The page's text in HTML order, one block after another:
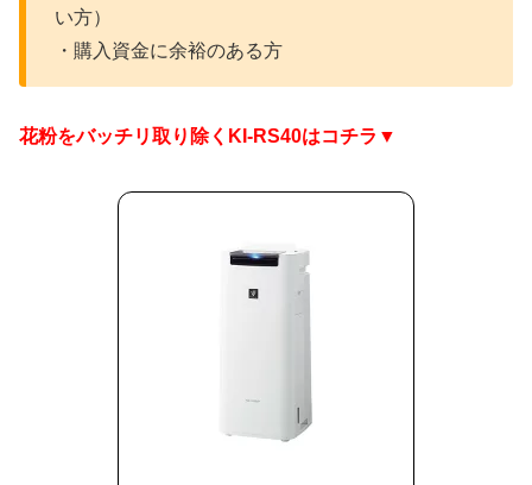
い方）
・購入資金に余裕のある方
花粉をバッチリ取り除くKI-RS40はコチラ▼